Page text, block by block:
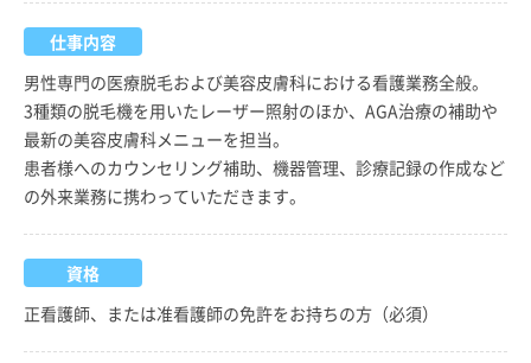
仕事内容
男性専門の医療脱毛および美容皮膚科における看護業務全般。
3種類の脱毛機を用いたレーザー照射のほか、AGA治療の補助や
最新の美容皮膚科メニューを担当。
患者様へのカウンセリング補助、機器管理、診療記録の作成など
の外来業務に携わっていただきます。
資格
正看護師、または准看護師の免許をお持ちの方（必須）